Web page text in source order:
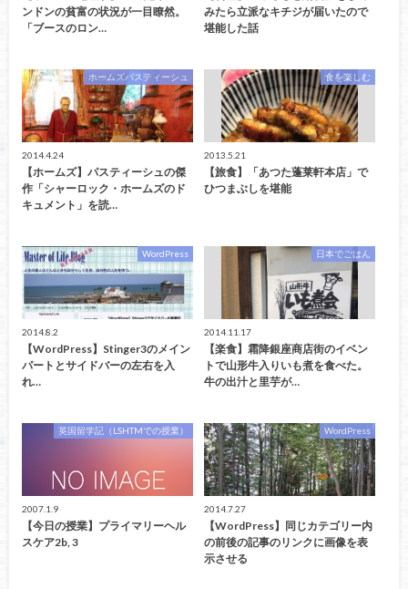
ンドンの貧富の状況が一目瞭然。
「ブースのロン…
みたら立派なキチジが届いたので
堪能した話
ホームズパスティーシュ
2014.4.24
【ホームズ】パスティーシュの傑
作「シャーロック・ホームズのド
キュメント」を読…
食を楽しむ
2013.5.21
【旅食】「あつた蓬莱軒本店」で
ひつまぶしを堪能
WordPress
2014.8.2
【WordPress】Stinger3のメイン
パートとサイドバーの左右を入
れ…
日本でごはん
2014.11.17
【楽食】霜降銀座商店街のイベン
トで山形牛入りいも煮を食べた。
牛の出汁と里芋が…
英国留学記（LSHTMでの授業）
2007.1.9
【今日の授業】プライマリーヘル
スケア2b, 3
WordPress
2014.7.27
【WordPress】同じカテゴリー内
の前後の記事のリンクに画像を表
示させる